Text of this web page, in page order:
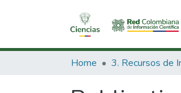
Home